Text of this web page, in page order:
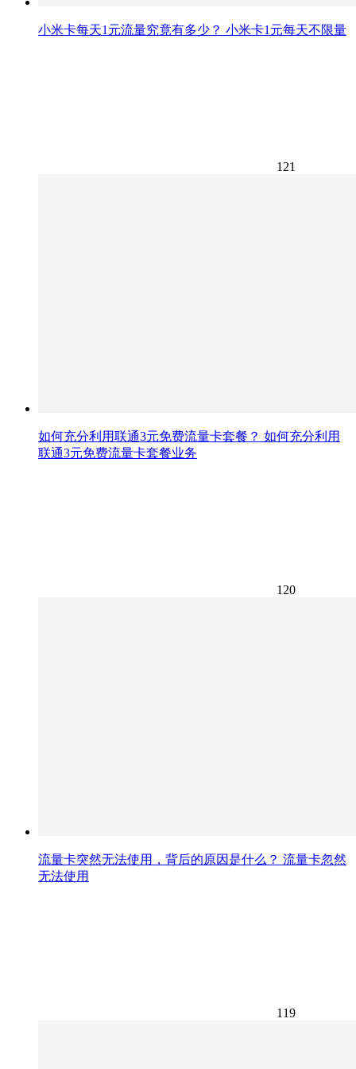
小米卡每天1元流量究竟有多少？ 小米卡1元每天不限量
121
如何充分利用联通3元免费流量卡套餐？ 如何充分利用
联通3元免费流量卡套餐业务
120
流量卡突然无法使用，背后的原因是什么？ 流量卡忽然
无法使用
119